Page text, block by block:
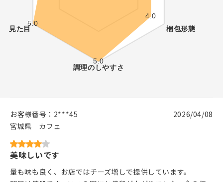
お客様番号： 2***45
宮城県
カフェ
2026/04/08
美味しいです
量も味も良く、お店ではチーズ増しで提供しています。